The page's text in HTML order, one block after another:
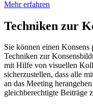
Mehr erfahren
Techniken zur
Sie können einen
Techniken zur
mit Hilfe von visuellen
sicherzustellen, dass alle
an das Meeting
gleichberechtigte Beiträge